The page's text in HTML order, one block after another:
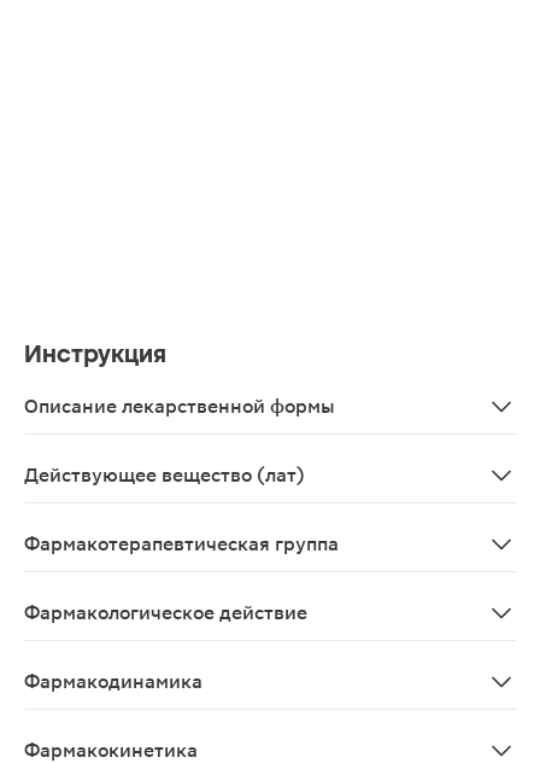
Инструкция
Описание лекарственной формы
Действующее вещество (лат)
Фармакотерапевтическая группа
Фармакологическое действие
Фармакодинамика
Фармакокинетика